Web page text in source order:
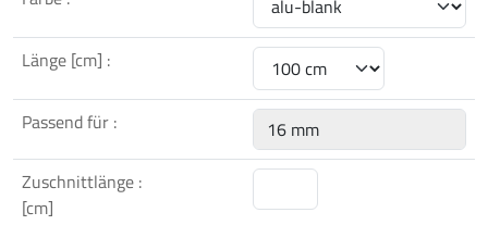
Länge [cm] :
Passend für :
Zuschnittlänge :
[cm]